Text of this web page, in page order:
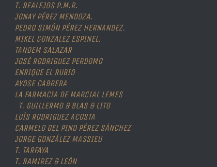
T. REALEJOS P.M.R.
JONAY PÉREZ MENDOZA.
PEDRO SIMÓN PÉREZ HERNANDEZ.
MIKEL GONZALEZ ESPINEL.
TANDEM SALAZAR
JOSÉ RODRIGUEZ PERDOMO
ENRIQUE EL RUBIO
AYOSE CABRERA
LA FARMACIA DE MARCIAL LEMES
T. GUILLERMO & BLAS & LITO
LUÍS RODRIGUEZ ACOSTA
CARMELO DEL PINO PÉREZ SÁNCHEZ
JORGE GONZÁLEZ MASSIEU
T. TARFAYA
T. RAMIREZ & LEÓN